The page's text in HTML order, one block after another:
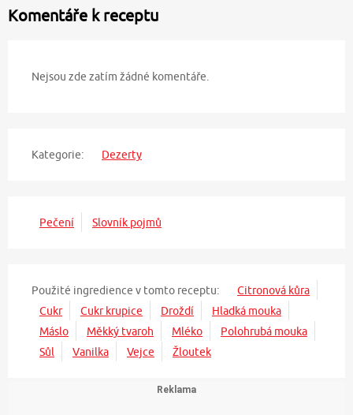
Komentáře k receptu
Nejsou zde zatím žádné komentáře.
Kategorie: Dezerty
Pečení Slovník pojmů
Použité ingredience v tomto receptu:
Citronová kůra
Cukr
Cukr krupice Droždí
Hladká mouka
Máslo
Měkký tvaroh Mléko
Polohrubá mouka
Sůl
Vanilka Vejce Žloutek